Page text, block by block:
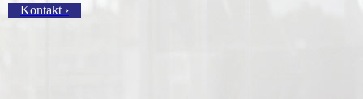
Kontakt ›